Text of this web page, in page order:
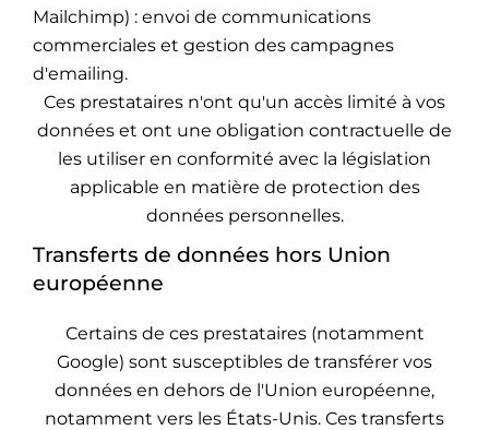
Mailchimp) : envoi de communications
commerciales et gestion des campagnes
d'emailing.
Ces prestataires n'ont qu'un accès limité à vos
données et ont une obligation contractuelle de
les utiliser en conformité avec la législation
applicable en matière de protection des
données personnelles.
Transferts de données hors Union
européenne
Certains de ces prestataires (notamment
Google) sont susceptibles de transférer vos
données en dehors de l'Union européenne,
notamment vers les États-Unis. Ces transferts